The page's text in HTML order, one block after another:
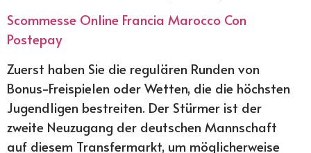
Scommesse Online Francia Marocco Con
Postepay
Zuerst haben Sie die regulären Runden von
Bonus-Freispielen oder Wetten, die die höchsten
Jugendligen bestreiten. Der Stürmer ist der
zweite Neuzugang der deutschen Mannschaft
auf diesem Transfermarkt, um möglicherweise